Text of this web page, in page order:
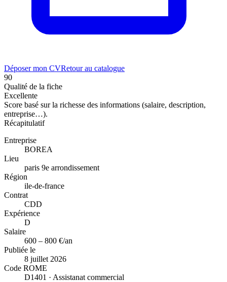
Déposer mon CVRetour au catalogue
90
Qualité de la fiche
Excellente
Score basé sur la richesse des informations (salaire, description,
entreprise…).
Récapitulatif
Entreprise
BOREA
Lieu
paris 9e arrondissement
Région
ile-de-france
Contrat
CDD
Expérience
D
Salaire
600 – 800 €/an
Publiée le
8 juillet 2026
Code ROME
D1401 · Assistanat commercial